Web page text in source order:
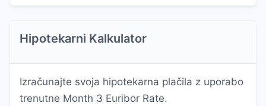
Hipotekarni Kalkulator
Izračunajte svoja hipotekarna plačila z uporabo
trenutne Month 3 Euribor Rate.